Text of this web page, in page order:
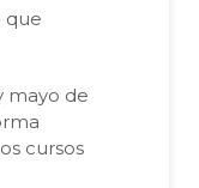
que
mayo de
cursos